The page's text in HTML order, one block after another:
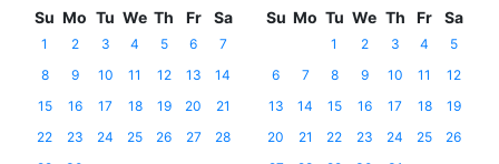
Su Mo Tu We Th Fr Sa
1 2 3 4 5 6
7
8
9 10 11 12 13
14
15
16 17 18 19 20
21
22
23 24 25 26 27
28
Su Mo Tu We Th Fr Sa
1 2 3 4
5
6
7 8 9 10 11
12
13
14 15 16 17 18
19
20
21 22 23 24 25
26